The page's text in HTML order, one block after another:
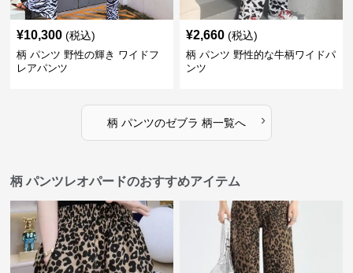
¥10,300 (税込)
柄 パンツ 野性の輝き ワイドフ
レアパンツ
¥2,660 (税込)
柄 パンツ 野性的な牛柄ワイドパ
ンツ
柄 パンツのゼブラ 柄一覧へ ›
柄 パンツレオパードのおすすめアイテム